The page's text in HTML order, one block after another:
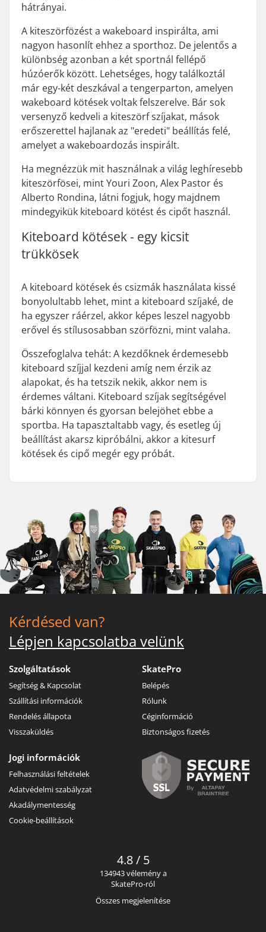
hátrányai.
A kiteszörfözést a wakeboard inspirálta, ami
nagyon hasonlít ehhez a sporthoz. De jelentős a
különbség azonban a két sportnál fellépő
húzóerők között. Lehetséges, hogy találkoztál
már egy-két deszkával a tengerparton, amelyen
wakeboard kötések voltak felszerelve. Bár sok
versenyző kedveli a kiteszörf szíjakat, mások
erőszerettel hajlanak az "eredeti" beállítás felé,
amelyet a wakeboardozás inspirált.
Ha megnézzük mit használnak a világ leghíresebb
kiteszörfösei, mint Youri Zoon, Alex Pastor és
Alberto Rondina, látni fogjuk, hogy majdnem
mindegyikük kiteboard kötést és cipőt használ.
Kiteboard kötések - egy kicsit
trükkösek
A kiteboard kötések és csizmák használata kissé
bonyolultabb lehet, mint a kiteboard szíjaké, de
ha egyszer ráérzel, akkor képes leszel nagyobb
erővel és stílusosabban szörfözni, mint valaha.
Összefoglalva tehát: A kezdőknek érdemesebb
kiteboard szíjjal kezdeni amíg nem érzik az
alapokat, és ha tetszik nekik, akkor nem is
érdemes váltani. Kiteboard szíjak segítségével
bárki könnyen és gyorsan belejöhet ebbe a
sportba. Ha tapasztaltabb vagy, és esetleg új
beállítást akarsz kipróbálni, akkor a kitesurf
kötések és cipő megér egy próbát.
Kérdésed van?
Lépjen kapcsolatba velünk
Szolgáltatások
Segítség & Kapcsolat
Szállítási információk
Rendelés állapota
Visszaküldés
SkatePro
Belépés
Rólunk
Céginformáció
Biztonságos fizetés
Jogi információk
Felhasználási feltételek
Adatvédelmi szabályzat
Akadálymentesség
Cookie-beállítások
4.8 / 5
134943 vélemény a
SkatePro-ról
Összes megjelenítése